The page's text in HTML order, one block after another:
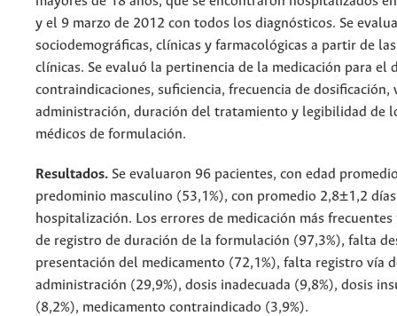
y el 9 marzo de 2012 con todos los diagnósticos. Se
sociodemográficas, clínicas y farmacológicas a partir de
clínicas. Se evaluó la pertinencia de la medicación para el
contraindicaciones, suficiencia, frecuencia de dosificación,
administración, duración del tratamiento y legibilidad de
médicos de formulación.
Resultados. Se evaluaron 96 pacientes, con edad
predominio masculino (53,1%), con promedio 2,8±1,2
hospitalización. Los errores de medicación más
de registro de duración de la formulación (97,3%), falta
presentación del medicamento (72,1%), falta registro vía
administración (29,9%), dosis inadecuada (9,8%), dosis
(8,2%), medicamento contraindicado (3,9%).